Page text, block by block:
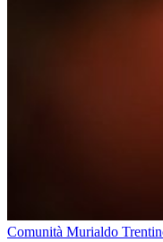
Comunità Murialdo